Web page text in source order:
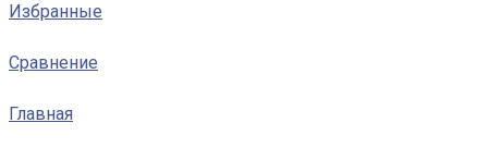
Избранные
Сравнение
Главная